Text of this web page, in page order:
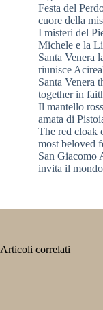
Festa del
cuore della
I misteri del
Michele e la
Santa Venera
riunisce
Santa Venera
together in
Il mantello
amata di
The red cloak
most beloved
San Giacomo
invita il
Articoli correlati